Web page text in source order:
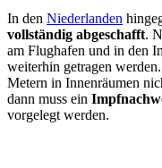
In den Niederlanden
vollständig abgeschafft.
am Flughafen und in den
weiterhin getragen
Metern in Innenräumen
dann muss ein
vorgelegt werden.